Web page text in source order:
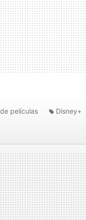
películas Disney+